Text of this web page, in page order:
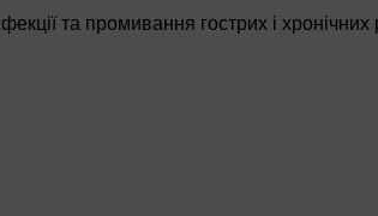
та промивання гострих і хронічних